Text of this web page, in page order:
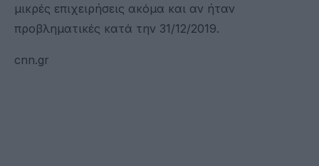
μικρές επιχειρήσεις ακόμα και αν ήταν
προβληματικές κατά την 31/12/2019.
cnn.gr